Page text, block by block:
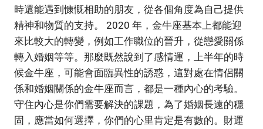
時還能遇到慷慨相助的朋友，從各個角度為自己提供
精神和物質的支持。 2020 年，金牛座基本上都能迎
來比較大的轉變，例如工作職位的晉升，從戀愛關係
轉入婚姻等等。那麼既然說到了感情運，上半年的時
候金牛座，可能會面臨異性的誘惑，這對處在情侶關
係和婚姻關係的金牛座而言，都是一種內心的考驗。
守住內心是你們需要解決的課題，為了婚姻長遠的穩
固，應當如何選擇，你們的心里肯定是有數的。財運